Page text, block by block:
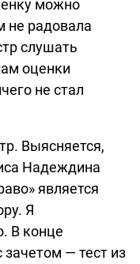
можно
не радовала
слушать
оценки
не стал
Выясняется,
Надеждина
является
Я
В конце
— тест из